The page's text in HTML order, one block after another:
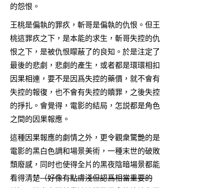
的怨恨。
王桃是偏執的罪疚，斬哥是偏執的仇恨。但王
桃這罪疚之下，是本能的求生，斬哥失控的仇
恨之下，是被仇恨矇蔽了的良知。於是注定了
最後的悲劇，悲劇的產生，或者都是環環相扣
因果相連，要不是因爲失控的藥價，就不會有
失控的報復，也不會有失控的贖罪，之後失控
的掙扎。會覺得，電影的結局，怎説都是角色
之間的因果報應。
這種因果報應的劇情之外，更令觀衆驚艷的是
電影的黑白色調和場景美術，一種末世的破敗
頹廢感，同时也使得全片的黑夜陰暗場景都能
看得清楚（好像有點膚淺但認爲相當重要的